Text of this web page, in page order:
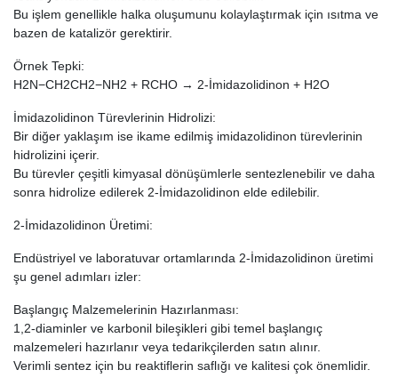
Bu işlem genellikle halka oluşumunu kolaylaştırmak için ısıtma ve
bazen de katalizör gerektirir.
Örnek Tepki:
H2N−CH2CH2−NH2 + RCHO → 2-İmidazolidinon + H2O
İmidazolidinon Türevlerinin Hidrolizi:
Bir diğer yaklaşım ise ikame edilmiş imidazolidinon türevlerinin
hidrolizini içerir.
Bu türevler çeşitli kimyasal dönüşümlerle sentezlenebilir ve daha
sonra hidrolize edilerek 2-İmidazolidinon elde edilebilir.
2-İmidazolidinon Üretimi:
Endüstriyel ve laboratuvar ortamlarında 2-İmidazolidinon üretimi
şu genel adımları izler:
Başlangıç Malzemelerinin Hazırlanması:
1,2-diaminler ve karbonil bileşikleri gibi temel başlangıç
malzemeleri hazırlanır veya tedarikçilerden satın alınır.
Verimli sentez için bu reaktiflerin saflığı ve kalitesi çok önemlidir.